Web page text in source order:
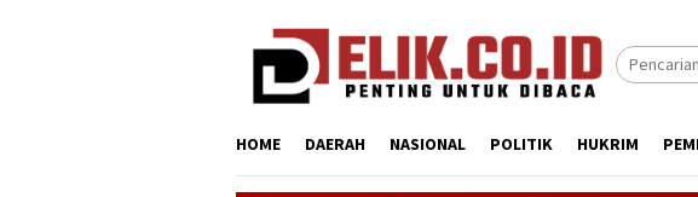
HOME DAERAH NASIONAL POLITIK HUKRIM